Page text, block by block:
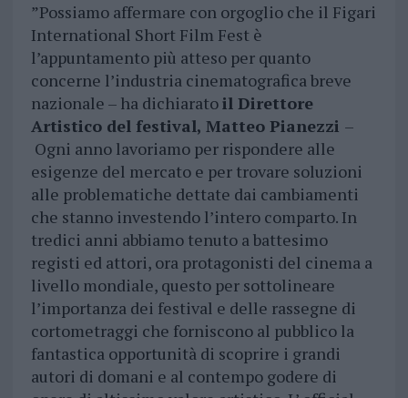
”Possiamo affermare con orgoglio che il Figari
International Short Film Fest è
l’appuntamento più atteso per quanto
concerne l’industria cinematografica breve
nazionale – ha dichiaratoil Direttore
Artistico del festival, Matteo Pianezzi –
Ogni anno lavoriamo per rispondere alle
esigenze del mercato e per trovare soluzioni
alle problematiche dettate dai cambiamenti
che stanno investendo l’intero comparto. In
tredici anni abbiamo tenuto a battesimo
registi ed attori, ora protagonisti del cinema a
livello mondiale, questo per sottolineare
l’importanza dei festival e delle rassegne di
cortometraggi che forniscono al pubblico la
fantastica opportunità di scoprire i grandi
autori di domani e al contempo godere di